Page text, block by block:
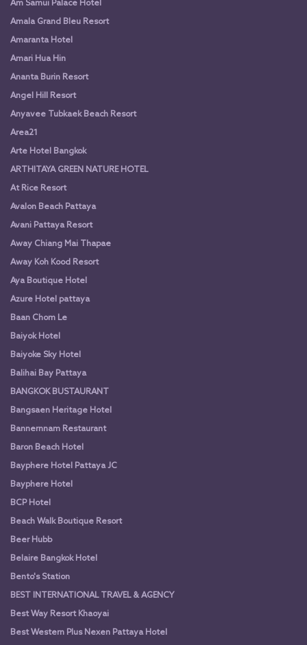
Am Samui Palace Hotel
Amala Grand Bleu Resort
Amaranta Hotel
Amari Hua Hin
Ananta Burin Resort
Angel Hill Resort
Anyavee Tubkaek Beach Resort
Area21
Arte Hotel Bangkok
ARTHITAYA GREEN NATURE HOTEL
At Rice Resort
Avalon Beach Pattaya
Avani Pattaya Resort
Away Chiang Mai Thapae
Away Koh Kood Resort
Aya Boutique Hotel
Azure Hotel pattaya
Baan Chom Le
Baiyok Hotel
Baiyoke Sky Hotel
Balihai Bay Pattaya
BANGKOK BUSTAURANT
Bangsaen Heritage Hotel
Bannernnam Restaurant
Baron Beach Hotel
Bayphere Hotel Pattaya JC
Bayphere Hotel
BCP Hotel
Beach Walk Boutique Resort
Beer Hubb
Belaire Bangkok Hotel
Bento's Station
BEST INTERNATIONAL TRAVEL & AGENCY
Best Way Resort Khaoyai
Best Western Plus Nexen Pattaya Hotel